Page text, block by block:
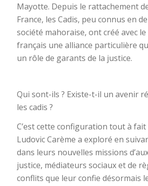
Mayotte. Depuis le rattachement
France, les Cadis, peu connus en
société mahoraise, ont créé avec
français une alliance particulière
un rôle de garants de la justice.
Qui sont-ils ? Existe-t-il un avenir
les cadis ?
C’est cette configuration tout à
Ludovic Carème a exploré en
dans leurs nouvelles missions
justice, médiateurs sociaux et de
conflits que leur confie désormais